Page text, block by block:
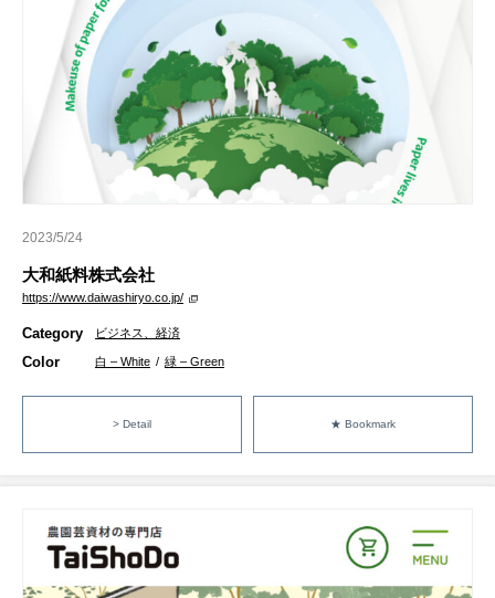
2023/5/24
大和紙料株式会社
https://www.daiwashiryo.co.jp/
Category ビジネス、経済
Color 白 – White / 緑 – Green
> Detail ★ Bookmark